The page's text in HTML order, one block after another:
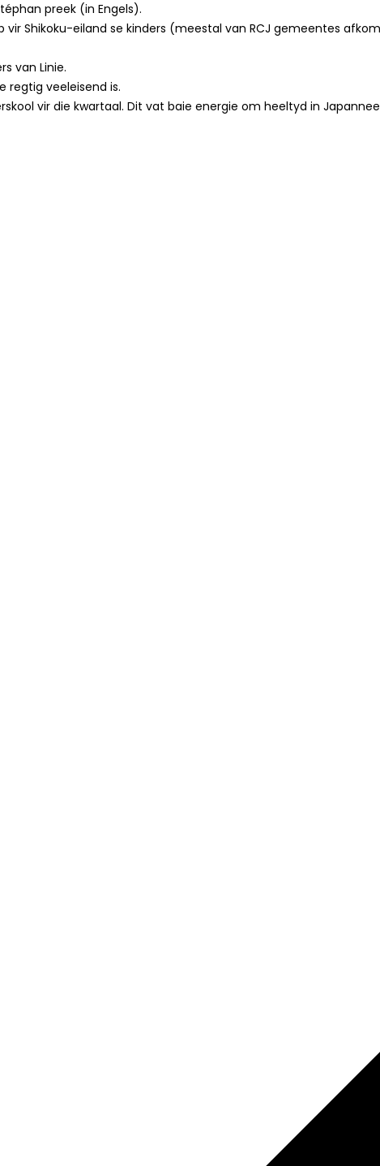
preek (in Engels).
vir Shikoku-eiland se kinders (meestal van RCJ gemeentes
van Linie.
regtig veeleisend is.
vir die kwartaal. Dit vat baie energie om heeltyd in